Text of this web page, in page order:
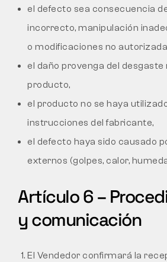
el defecto sea consecuencia
incorrecto, manipulación
o modificaciones no
el daño provenga del desgaste
producto,
el producto no se haya
instrucciones del fabricante,
el defecto haya sido causado
externos (golpes, calor,
Artículo 6 –
y comunicación
El Vendedor confirmará la